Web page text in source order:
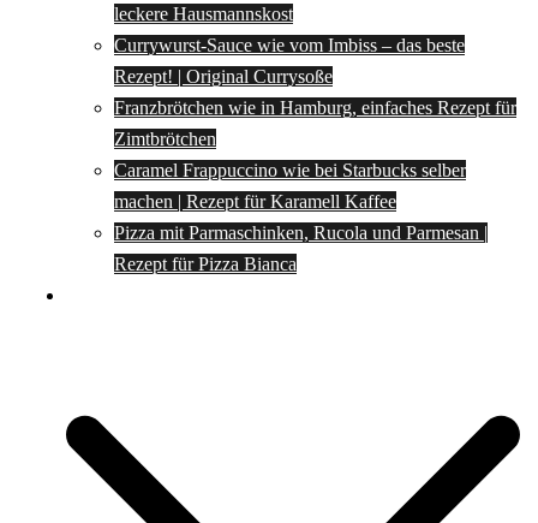
leckere Hausmannskost
Currywurst-Sauce wie vom Imbiss – das beste
Rezept! | Original Currysoße
Franzbrötchen wie in Hamburg, einfaches Rezept für
Zimtbrötchen
Caramel Frappuccino wie bei Starbucks selber
machen | Rezept für Karamell Kaffee
Pizza mit Parmaschinken, Rucola und Parmesan |
Rezept für Pizza Bianca